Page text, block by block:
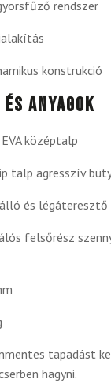
rendszer
konstrukció
anyagok
középtalp
talp agresszív
és légáteresztő
felsőrész
tapadást
hagyni.